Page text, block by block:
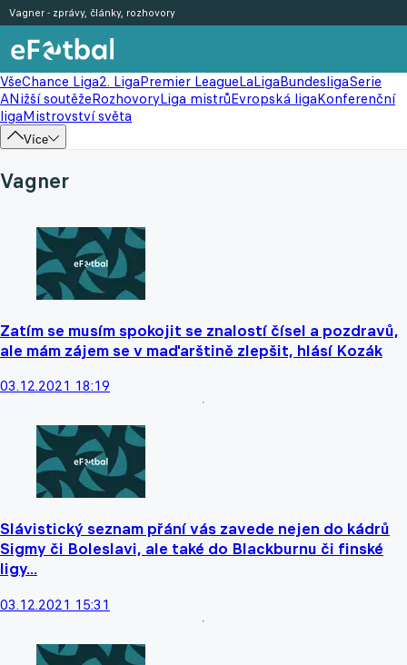
VšeChance Liga2. LigaPremier LeagueLaLigaBundesligaSerie
ANižší soutěžeRozhovoryLiga mistrůEvropská ligaKonferenční
ligaMistrovství světa
Více
Vagner - zprávy, články, rozhovory
Vagner
Zatím se musím spokojit se znalostí čísel a pozdravů,
ale mám zájem se v maďarštině zlepšit, hlásí Kozák
03.12.2021 18:19
Slávistický seznam přání vás zavede nejen do kádrů
Sigmy či Boleslavi, ale také do Blackburnu či finské
ligy...
03.12.2021 15:31